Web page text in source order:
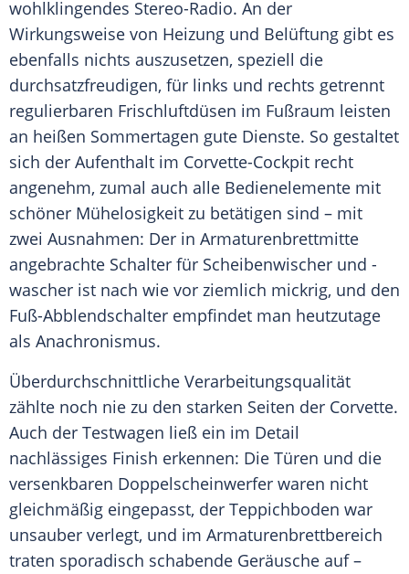
wohlklingendes Stereo-Radio. An der
Wirkungsweise von Heizung und Belüftung gibt es
ebenfalls nichts auszusetzen, speziell die
durchsatzfreudigen, für links und rechts getrennt
regulierbaren Frischluftdüsen im Fußraum leisten
an heißen Sommertagen gute Dienste. So gestaltet
sich der Aufenthalt im Corvette-Cockpit recht
angenehm, zumal auch alle Bedienelemente mit
schöner Mühelosigkeit zu betätigen sind – mit
zwei Ausnahmen: Der in Armaturenbrettmitte
angebrachte Schalter für Scheibenwischer und -
wascher ist nach wie vor ziemlich mickrig, und den
Fuß-Abblendschalter empfindet man heutzutage
als Anachronismus.
Überdurchschnittliche Verarbeitungsqualität
zählte noch nie zu den starken Seiten der Corvette.
Auch der Testwagen ließ ein im Detail
nachlässiges Finish erkennen: Die Türen und die
versenkbaren Doppelscheinwerfer waren nicht
gleichmäßig eingepasst, der Teppichboden war
unsauber verlegt, und im Armaturenbrettbereich
traten sporadisch schabende Geräusche auf –